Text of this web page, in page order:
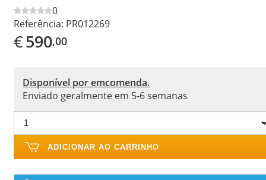
0
Referência: PR012269
€590,00
Disponível por emcomenda.
Enviado geralmente em 5-6 semanas
ADICIONAR AO CARRINHO